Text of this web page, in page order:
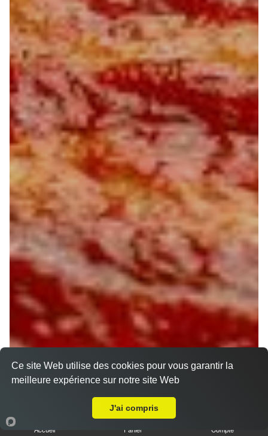
Accueil Panier Compte
Ce site Web utilise des cookies pour vous garantir la
meilleure expérience sur notre site Web
J'ai compris